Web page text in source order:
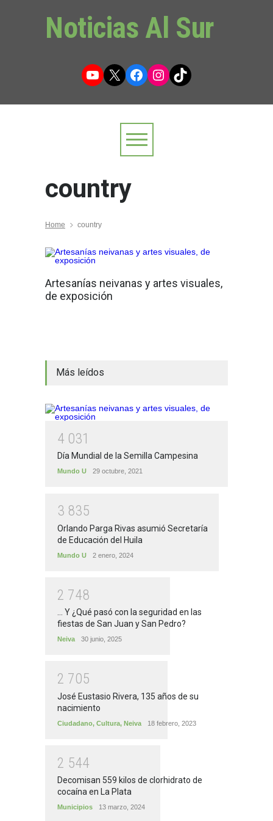
Noticias Al Sur
YouTube
X Facebook
Instagram
TikTok
country
Home country
Artesanías neivanas y artes visuales,
de exposición
Más leídos
4 031
Día Mundial de la Semilla Campesina
Mundo U 29 octubre, 2021
3 835
Orlando Parga Rivas asumió Secretaría
de Educación del Huila
Mundo U 2 enero, 2024
2 748
... Y ¿Qué pasó con la seguridad en las
fiestas de San Juan y San Pedro?
Neiva 30 junio, 2025
2 705
José Eustasio Rivera, 135 años de su
nacimiento
Ciudadano, Cultura, Neiva 18 febrero, 2023
2 544
Decomisan 559 kilos de clorhidrato de
cocaína en La Plata
Municipios 13 marzo, 2024